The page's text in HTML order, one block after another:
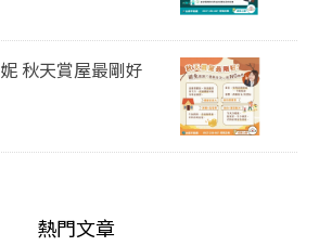
秋天賞屋最剛好
熱門文章